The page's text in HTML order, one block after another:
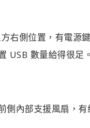
右側位置，有電源
USB 數量給得很足。
側內部支援風扇，有